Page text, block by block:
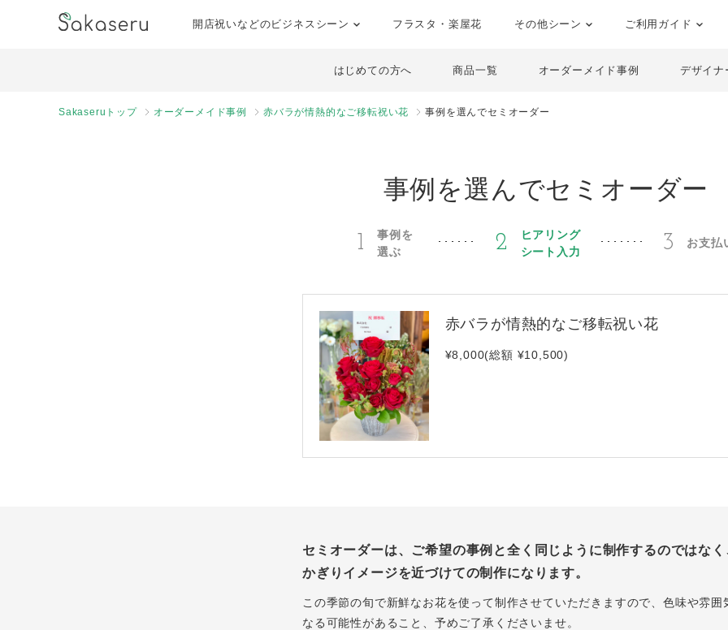
開店祝いなどのビジネスシーン フラスタ・楽屋花 その他シーン ご利用ガイド
はじめての方へ 商品一覧 オーダーメイド事例 デザイナ
Sakaseruトップ オーダーメイド事例 赤バラが情熱的なご移転祝い花 事例を選んでセミオーダー
事例を選んでセミオーダー
1
事例を
選ぶ
2
ヒアリング
シート入力
3 お支払
赤バラが情熱的なご移転祝い花
¥8,000(総額 ¥10,500)
セミオーダーは、ご希望の事例と全く同じように制作するのではなく
かぎりイメージを近づけての制作になります。
この季節の旬で新鮮なお花を使って制作させていただきますので、色味や雰囲
なる可能性があること、予めご了承くださいませ。